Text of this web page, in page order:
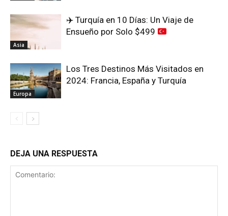
Asia
✈️ Turquía en 10 Días: Un Viaje de
Ensueño por Solo $499
Europa
Los Tres Destinos Más Visitados en
2024: Francia, España y Turquía
DEJA UNA RESPUESTA